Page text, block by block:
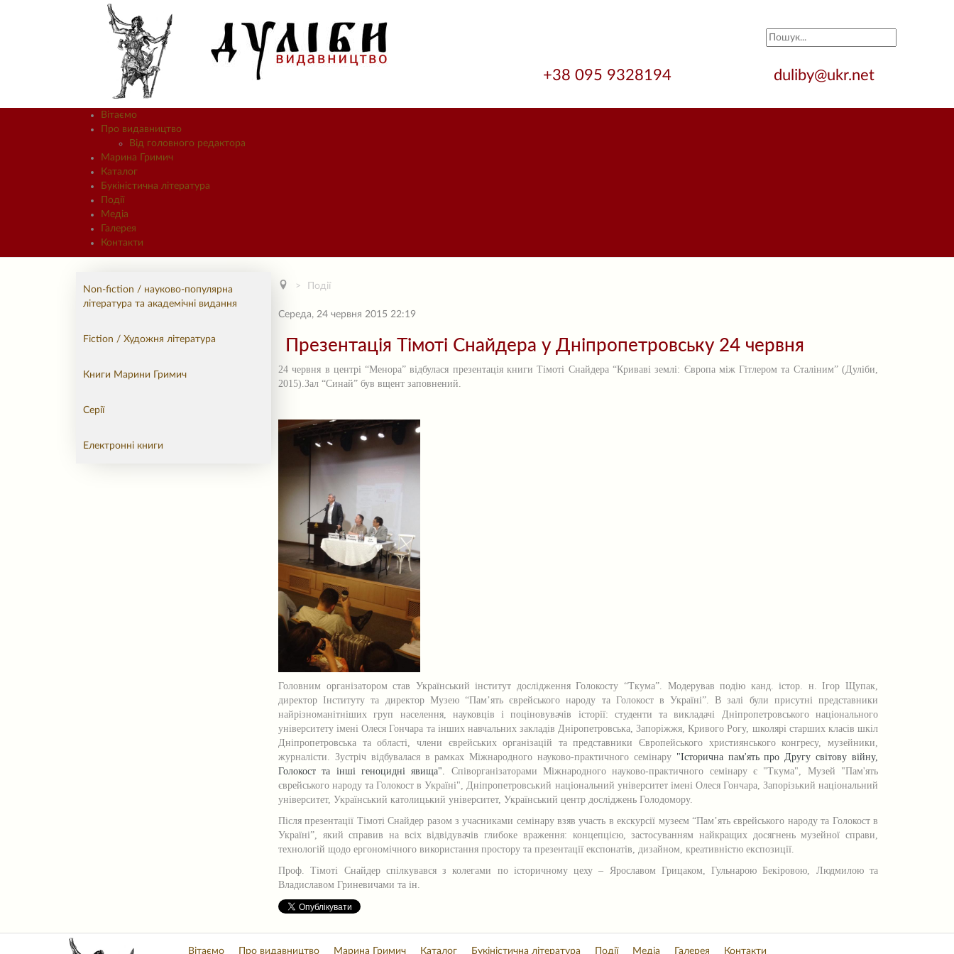
+38 095 9328194 duliby@ukr.net
Вітаємо
Про видавництво
Від головного редактора
Марина Гримич
Каталог
Букіністична література
Події
Медіа
Галерея
Контакти
Non-fiction / науково-популярна
література та академічні видання
Fiction / Художня література
Книги Марини Гримич
Серії
Електронні книги
Події
Середа, 24 червня 2015 22:19
Презентація Тімоті Снайдера у Дніпропетровську 24 червня
24 червня в центрі “Менора” відбулася презентація книги Тімоті Снайдера “Криваві землі: Європа між Гітлером та Сталіним” (Дуліби,
2015).Зал “Синай” був вщент заповнений.
Головним організатором став Український інститут дослідження Голокосту “Ткума”. Модерував подію канд. істор. н. Ігор Щупак,
директор Інституту та директор Музею “Пам’ять єврейського народу та Голокост в Україні”. В залі були присутні представники
найрізноманітніших груп населення, науковців і поціновувачів історії: студенти та викладачі Дніпропетровського національного
університету імені Олеся Гончара та інших навчальних закладів Дніропетровська, Запоріжжя, Кривого Рогу, школярі старших класів шкіл
Дніпропетровська та області, члени єврейських організацій та представники Європейського християнського конгресу, музейники,
журналісти. Зустріч відбувалася в рамках Міжнародного науково-практичного семінару "Історична пам'ять про Другу світову війну,
Голокост та інші геноцидні явища". Співорганізаторами Міжнародного науково-практичного семінару є "Ткума", Музей "Пам'ять
єврейського народу та Голокост в Україні", Дніпропетровський національний університет імені Олеся Гончара, Запорізький національний
університет, Український католицький університет, Український центр досліджень Голодомору.
Після презентації Тімоті Снайдер разом з учасниками семінару взяв участь в екскурсії музеєм “Пам’ять єврейського народу та Голокост в
Україні”, який справив на всіх відвідувачів глибоке враження: концепцією, застосуванням найкращих досягнень музейної справи,
технологій щодо ергономічного використання простору та презентації експонатів, дизайном, креативністю експозиції.
Проф. Тімоті Снайдер спілкувався з колегами по історичному цеху – Ярославом Грицаком, Гульнарою Бекіровою, Людмилою та
Владиславом Гриневичами та ін.
Вітаємо Про видавництво Марина Гримич Каталог Букіністична література Події Медіа Галерея Контакти